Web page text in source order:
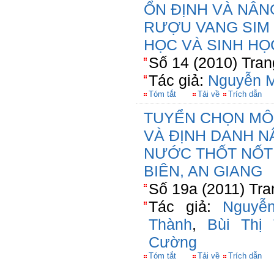
ỔN ĐỊNH VÀ
RƯỢU VANG
HỌC VÀ SINH
Số 14 (2010)
Tác giả: Nguyễn
Tóm tắt Tải về Trích dẫn
TUYỂN CHỌN
VÀ ĐỊNH DANH
NƯỚC THỐT
BIÊN, AN GIANG
Số 19a (2011)
Tác giả:
Thành, Bùi Thị
Cường
Tóm tắt Tải về Trích dẫn